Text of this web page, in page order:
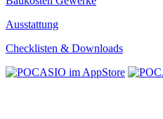
Ausstattung
Checklisten & Downloads